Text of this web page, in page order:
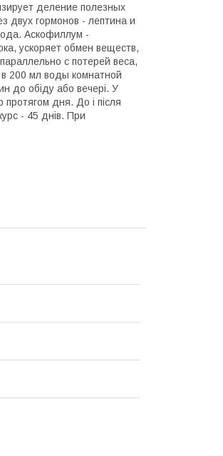
деление полезных
двух гормонов - лептина и
Аскофиллум -
ускоряет обмен веществ,
с потерей веса,
200 мл воды комнатной
до обіду або вечері. У
протягом дня. До і після
- 45 днів. При